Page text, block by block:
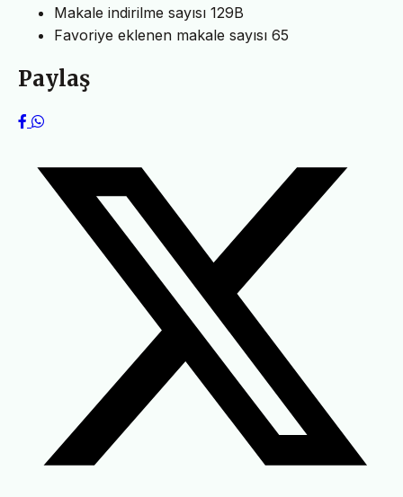
Makale indirilme sayısı 129B
Favoriye eklenen makale sayısı 65
Paylaş